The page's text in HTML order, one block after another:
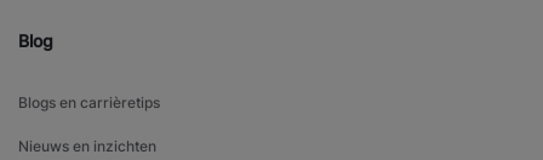
Blog
Blogs en carrièretips
Nieuws en inzichten